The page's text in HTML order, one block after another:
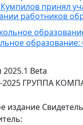
принял
работников
2025.1 Beta
2025 ГРУППА
издание